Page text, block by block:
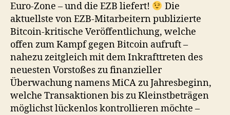
Euro-Zone – und die EZB liefert!
Die
aktuellste von EZB-Mitarbeitern publizierte
Bitcoin-kritische Veröffentlichung, welche
offen zum Kampf gegen Bitcoin aufruft –
nahezu zeitgleich mit dem Inkrafttreten des
neuesten Vorstoßes zu finanzieller
Überwachung namens MiCA zu Jahresbeginn,
welche Transaktionen bis zu Kleinstbeträgen
möglichst lückenlos kontrollieren möchte –